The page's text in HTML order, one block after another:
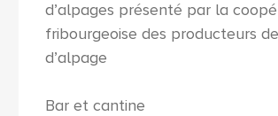
d’alpages présenté par la
fribourgeoise des producteurs
d’alpage
Bar et cantine